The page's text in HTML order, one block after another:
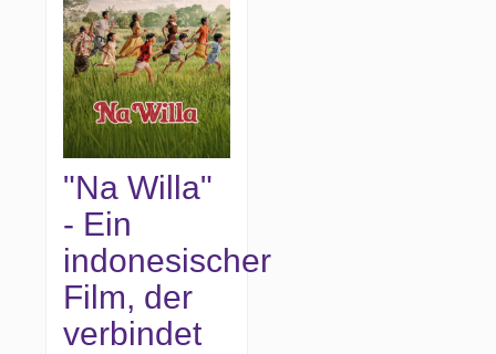
"Na Willa"
- Ein
indonesischer
Film, der
verbindet